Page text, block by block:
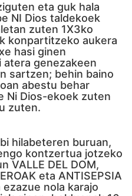
eta guk hala
NI Dios taldekoek
zuten 1X3ko
konpartitzeko aukera
hasi ginen
atera genezakeen
sartzen; behin baino
abestu behar
Ni Dios-ekoek zuten
zuten.
hilabeteren buruan,
kontzertua jotzeko
VALLE DEL DOM,
eta ANTISEPSIA
nola karajo